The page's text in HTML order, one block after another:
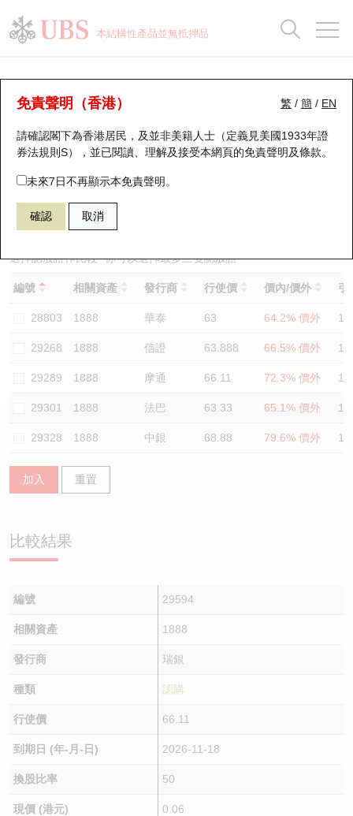
本結構性產品並無抵押品
繁 / 簡 / EN
免責聲明（香港）
請確認閣下為香港居民，及並非美籍人士（定義見美國1933年證
券法規則S），並已閱讀、理解及接受本網頁的免責聲明及條款。
未來7日不再顯示本免責聲明。
確認 取消
認股證分析儀
表現 街貨統計 比較
29594 瑞銀認購 1888 建滔積層板
選擇認股證作比較*你可以選擇最多三隻認股證
編號 相關資產 發行商 行使價 價內/價外 引
28803 1888 華泰 63 64.2% 價外
29268 1888 信證 63.888 66.5% 價外
29289 1888 摩通 66.11 72.3% 價外
29301 1888 法巴 63.33 65.1% 價外
29328 1888 中銀 68.88 79.6% 價外
加入 重置
比較結果
編號 29594
相關資產 1888
發行商 瑞銀
種類 認購
行使價 66.11
到期日 (年-月-日) 2026-11-18
換股比率 50
現價 (港元) 0.06
瑞銀認股證一覽
新發行瑞銀認股證
即將到期認股證
認股證到期結算價查詢
認股證分析儀
認股證速算機
認股證/牛熊證日誌
認股證文件及公告
街貨統計
比較
牛熊全景快搜
牛熊證搜尋
牛熊證街貨分佈圖
正股牛熊證列表
新發行瑞銀牛熊證
已收回牛熊證剩餘價值
牛熊證到期結算價查詢
牛熊證分析儀
牛熊證文件及公告
牛熊證文件及公告 (瑞信)
街貨統計
比較
十大升幅/跌幅
十大認股證成交分佈
十天股證佔大市成交
資金流
街貨統計
三十大平均引伸波幅
正股分析儀
二十大活躍股份
恒指成份股
國指成份股
科指成份股
相關資產沽空
中資ETFs溢價比較
AH 股價對照
ADR
收市競價變化
持股比重
顯示所有持股比重
每月輪證大市專題
輪證專欄
講座及教育短片
認股證投資者教育
牛熊證投資者教育
認股證牛熊證常問問題